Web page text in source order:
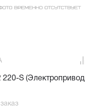
220-S (Электропривод
заказ